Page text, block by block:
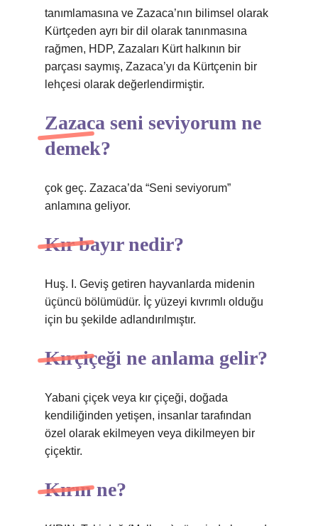
tanımlamasına ve Zazaca’nın bilimsel olarak
Kürtçeden ayrı bir dil olarak tanınmasına
rağmen, HDP, Zazaları Kürt halkının bir
parçası saymış, Zazaca’yı da Kürtçenin bir
lehçesi olarak değerlendirmiştir.
Zazaca seni seviyorum ne
demek?
çok geç. Zazaca’da “Seni seviyorum”
anlamına geliyor.
Kır bayır nedir?
Huş. I. Geviş getiren hayvanlarda midenin
üçüncü bölümüdür. İç yüzeyi kıvrımlı olduğu
için bu şekilde adlandırılmıştır.
Kırçiçeği ne anlama gelir?
Yabani çiçek veya kır çiçeği, doğada
kendiliğinden yetişen, insanlar tarafından
özel olarak ekilmeyen veya dikilmeyen bir
çiçektir.
Kırın ne?